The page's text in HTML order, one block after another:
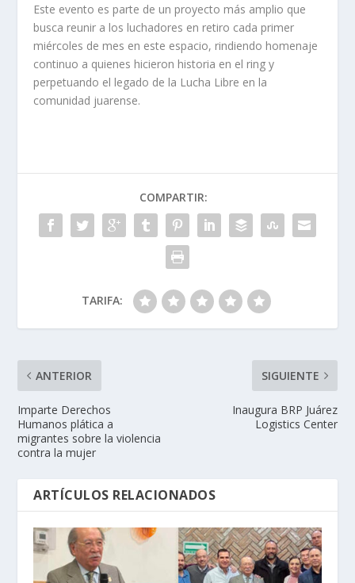
Este evento es parte de un proyecto más amplio que
busca reunir a los luchadores en retiro cada primer
miércoles de mes en este espacio, rindiendo homenaje
continuo a quienes hicieron historia en el ring y
perpetuando el legado de la Lucha Libre en la
comunidad juarense.
COMPARTIR:
TARIFA:
ANTERIOR
Imparte Derechos
Humanos plática a
migrantes sobre la violencia
contra la mujer
SIGUIENTE
Inaugura BRP Juárez
Logistics Center
ARTÍCULOS RELACIONADOS